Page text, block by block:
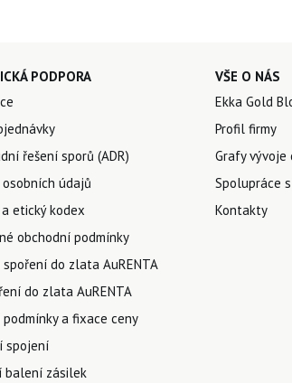
PODPORA
řešení sporů (ADR)
údajů
etický kodex
obchodní podmínky
spoření do zlata AuRENTA
do zlata AuRENTA
a fixace ceny
spojení
balení zásilek
VŠE O NÁS
Ekka Gold
Profil firmy
Grafy vývoje
Spolupráce
Kontakty